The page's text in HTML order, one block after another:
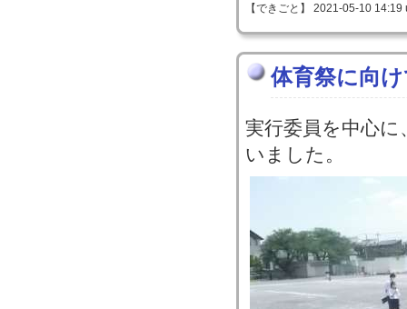
【できごと】 2021-05-10
体育祭に向
実行委員を中心
いました。